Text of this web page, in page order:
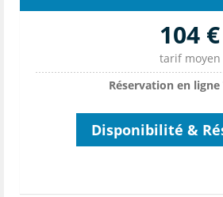
104 €
tarif moyen
Réservation en ligne
Disponibilité &